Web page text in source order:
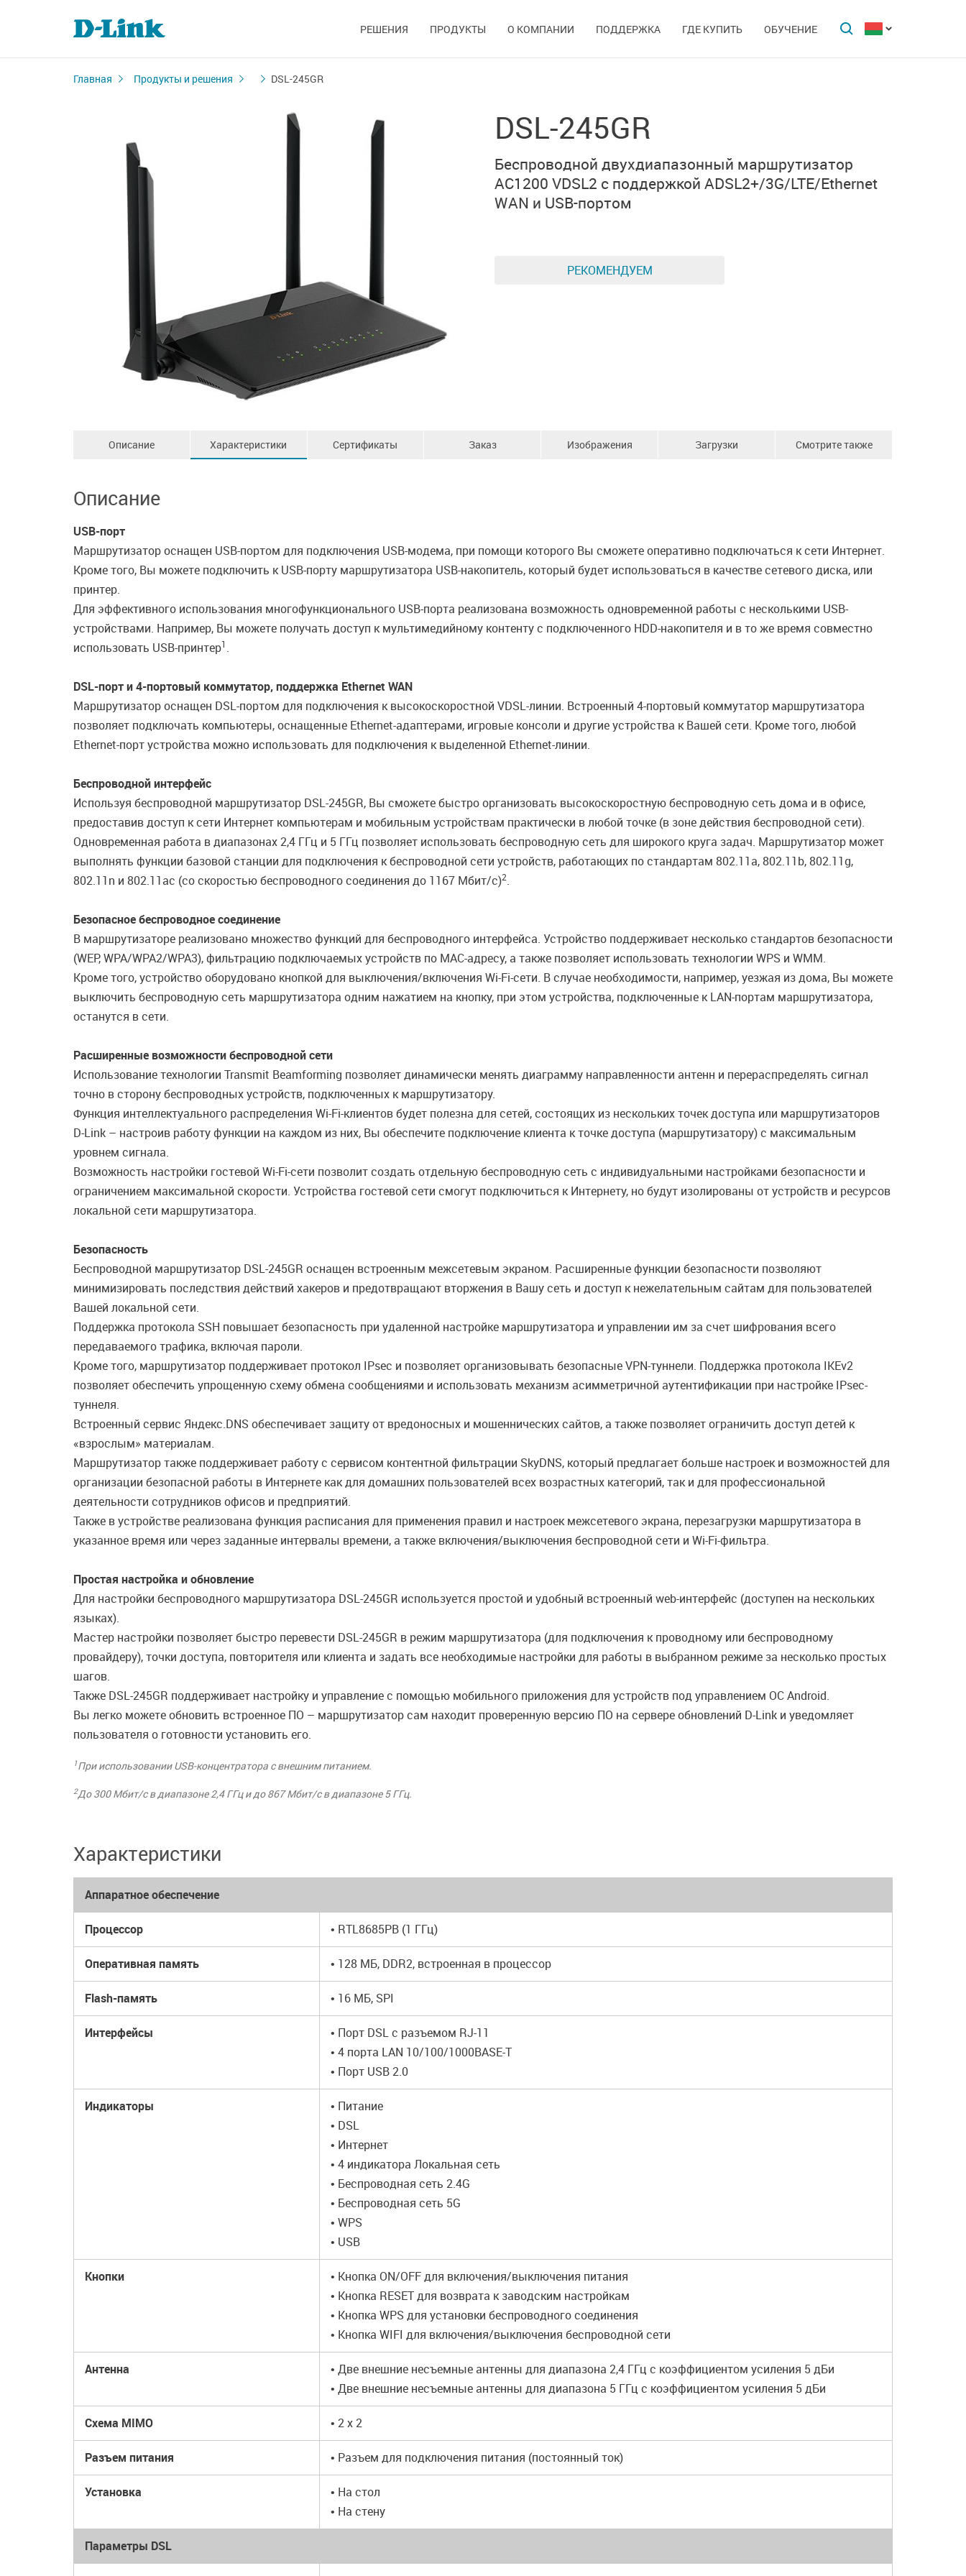
РЕШЕНИЯ ПРОДУКТЫ О КОМПАНИИ ПОДДЕРЖКА ГДЕ КУПИТЬ ОБУЧЕНИЕ
Главная Продукты и решения DSL-245GR
DSL-245GR
Беспроводной двухдиапазонный маршрутизатор
AC1200 VDSL2 с поддержкой ADSL2+/3G/LTE/Ethernet
WAN и USB-портом
РЕКОМЕНДУЕМ
Описание Характеристики Сертификаты Заказ Изображения Загрузки Смотрите также
Описание
USB-порт
Маршрутизатор оснащен USB-портом для подключения USB-модема, при помощи которого Вы сможете оперативно подключаться к сети Интернет.
Кроме того, Вы можете подключить к USB-порту маршрутизатора USB-накопитель, который будет использоваться в качестве сетевого диска, или
принтер.
Для эффективного использования многофункционального USB-порта реализована возможность одновременной работы с несколькими USB-
устройствами. Например, Вы можете получать доступ к мультимедийному контенту с подключенного HDD-накопителя и в то же время совместно
использовать USB-принтер1 .
DSL-порт и 4-портовый коммутатор, поддержка Ethernet WAN
Маршрутизатор оснащен DSL-портом для подключения к высокоскоростной VDSL-линии. Встроенный 4-портовый коммутатор маршрутизатора
позволяет подключать компьютеры, оснащенные Ethernet-адаптерами, игровые консоли и другие устройства к Вашей сети. Кроме того, любой
Ethernet-порт устройства можно использовать для подключения к выделенной Ethernet-линии.
Беспроводной интерфейс
Используя беспроводной маршрутизатор DSL-245GR, Вы сможете быстро организовать высокоскоростную беспроводную сеть дома и в офисе,
предоставив доступ к сети Интернет компьютерам и мобильным устройствам практически в любой точке (в зоне действия беспроводной сети).
Одновременная работа в диапазонах 2,4 ГГц и 5 ГГц позволяет использовать беспроводную сеть для широкого круга задач. Маршрутизатор может
выполнять функции базовой станции для подключения к беспроводной сети устройств, работающих по стандартам 802.11a, 802.11b, 802.11g,
802.11n и 802.11ac (со скоростью беспроводного соединения до 1167 Мбит/с)2.
Безопасное беспроводное соединение
В маршрутизаторе реализовано множество функций для беспроводного интерфейса. Устройство поддерживает несколько стандартов безопасности
(WEP, WPA/WPA2/WPA3), фильтрацию подключаемых устройств по MAC-адресу, а также позволяет использовать технологии WPS и WMM.
Кроме того, устройство оборудовано кнопкой для выключения/включения Wi-Fi-сети. В случае необходимости, например, уезжая из дома, Вы можете
выключить беспроводную сеть маршрутизатора одним нажатием на кнопку, при этом устройства, подключенные к LAN-портам маршрутизатора,
останутся в сети.
Расширенные возможности беспроводной сети
Использование технологии Transmit Beamforming позволяет динамически менять диаграмму направленности антенн и перераспределять сигнал
точно в сторону беспроводных устройств, подключенных к маршрутизатору.
Функция интеллектуального распределения Wi-Fi-клиентов будет полезна для сетей, состоящих из нескольких точек доступа или маршрутизаторов
D-Link – настроив работу функции на каждом из них, Вы обеспечите подключение клиента к точке доступа (маршрутизатору) с максимальным
уровнем сигнала.
Возможность настройки гостевой Wi-Fi-сети позволит создать отдельную беспроводную сеть с индивидуальными настройками безопасности и
ограничением максимальной скорости. Устройства гостевой сети смогут подключиться к Интернету, но будут изолированы от устройств и ресурсов
локальной сети маршрутизатора.
Безопасность
Беспроводной маршрутизатор DSL-245GR оснащен встроенным межсетевым экраном. Расширенные функции безопасности позволяют
минимизировать последствия действий хакеров и предотвращают вторжения в Вашу сеть и доступ к нежелательным сайтам для пользователей
Вашей локальной сети.
Поддержка протокола SSH повышает безопасность при удаленной настройке маршрутизатора и управлении им за счет шифрования всего
передаваемого трафика, включая пароли.
Кроме того, маршрутизатор поддерживает протокол IPsec и позволяет организовывать безопасные VPN-туннели. Поддержка протокола IKEv2
позволяет обеспечить упрощенную схему обмена сообщениями и использовать механизм асимметричной аутентификации при настройке IPsec-
туннеля.
Встроенный сервис Яндекс.DNS обеспечивает защиту от вредоносных и мошеннических сайтов, а также позволяет ограничить доступ детей к
«взрослым» материалам.
Маршрутизатор также поддерживает работу с сервисом контентной фильтрации SkyDNS, который предлагает больше настроек и возможностей для
организации безопасной работы в Интернете как для домашних пользователей всех возрастных категорий, так и для профессиональной
деятельности сотрудников офисов и предприятий.
Также в устройстве реализована функция расписания для применения правил и настроек межсетевого экрана, перезагрузки маршрутизатора в
указанное время или через заданные интервалы времени, а также включения/выключения беспроводной сети и Wi-Fi-фильтра.
Простая настройка и обновление
Для настройки беспроводного маршрутизатора DSL-245GR используется простой и удобный встроенный web-интерфейс (доступен на нескольких
языках).
Мастер настройки позволяет быстро перевести DSL-245GR в режим маршрутизатора (для подключения к проводному или беспроводному
провайдеру), точки доступа, повторителя или клиента и задать все необходимые настройки для работы в выбранном режиме за несколько простых
шагов.
Также DSL-245GR поддерживает настройку и управление с помощью мобильного приложения для устройств под управлением ОС Android.
Вы легко можете обновить встроенное ПО – маршрутизатор сам находит проверенную версию ПО на сервере обновлений D-Link и уведомляет
пользователя о готовности установить его.
1При использовании USB-концентратора с внешним питанием.
2До 300 Мбит/с в диапазоне 2,4 ГГц и до 867 Мбит/с в диапазоне 5 ГГц.
Характеристики
Аппаратное обеспечение
Процессор • RTL8685PB (1 ГГц)
Оперативная память • 128 MБ, DDR2, встроенная в процессор
Flash-память • 16 МБ, SPI
Интерфейсы
• Порт DSL с разъемом RJ-11
• 4 порта LAN 10/100/1000BASE-T
• Порт USB 2.0
Индикаторы
• Питание
• DSL
• Интернет
• 4 индикатора Локальная сеть
• Беспроводная сеть 2.4G
• Беспроводная сеть 5G
• WPS
• USB
Кнопки
• Кнопка ON/OFF для включения/выключения питания
• Кнопка RESET для возврата к заводским настройкам
• Кнопка WPS для установки беспроводного соединения
• Кнопка WIFI для включения/выключения беспроводной сети
Антенна
• Две внешние несъемные антенны для диапазона 2,4 ГГц с коэффициентом усиления 5 дБи
• Две внешние несъемные антенны для диапазона 5 ГГц с коэффициентом усиления 5 дБи
Схема MIMO • 2 x 2
Разъем питания • Разъем для подключения питания (постоянный ток)
Установка
• На стол
• На стену
Параметры DSL